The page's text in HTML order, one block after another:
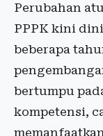
Perubahan
PPPK kini
beberapa
bertumpu
kompetensi,